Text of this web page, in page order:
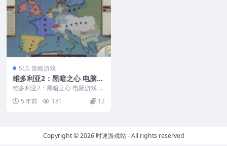
SLG 策略游戏
维多利亚2：黑暗之心 电脑游
戏 简体中文版 支援win11 wi
n10 win7
维多利亚2：黑暗之心 电脑游戏 简
体中文版 支援win11 win10 win7...
5 年前 181 12
Copyright © 2026时速游戏站- All rights reserved